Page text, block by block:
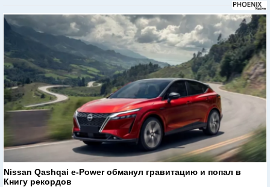
Nissan Qashqai e-Power обманул гравитацию и попал в
Книгу рекордов